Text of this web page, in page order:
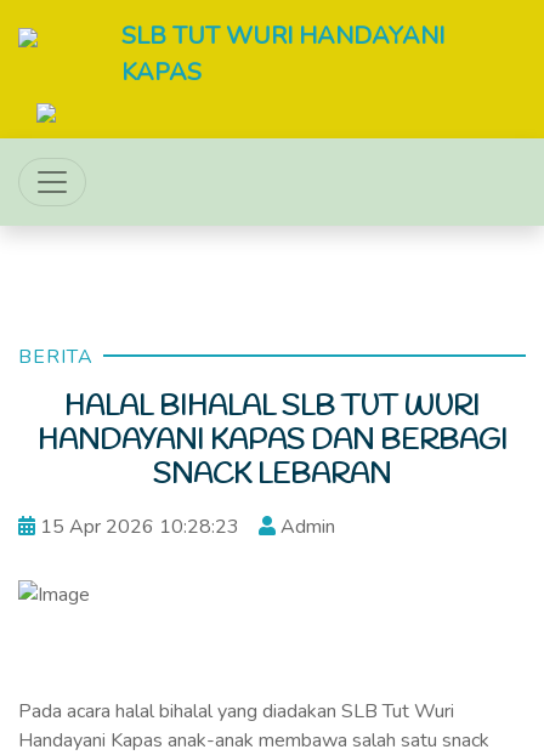
SLB TUT WURI HANDAYANI
KAPAS
BERITA
HALAL BIHALAL SLB TUT WURI
HANDAYANI KAPAS DAN BERBAGI
SNACK LEBARAN
15 Apr 2026 10:28:23 Admin
Pada acara halal bihalal yang diadakan SLB Tut Wuri
Handayani Kapas anak-anak membawa salah satu snack